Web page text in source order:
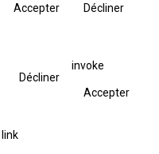
Accepter Décliner
Décliner
invoke
Accepter
link